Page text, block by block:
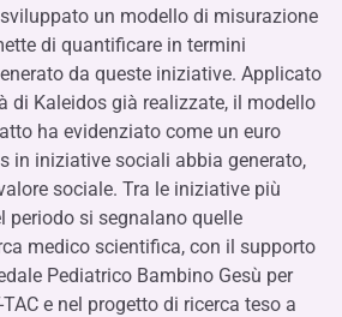
un modello di misurazione
di quantificare in termini
da queste iniziative. Applicato
di Kaleidos già realizzate, il modello
ha evidenziato come un euro
in iniziative sociali abbia generato,
sociale. Tra le iniziative più
periodo si segnalano quelle
medico scientifica, con il supporto
Pediatrico Bambino Gesù per
e nel progetto di ricerca teso a